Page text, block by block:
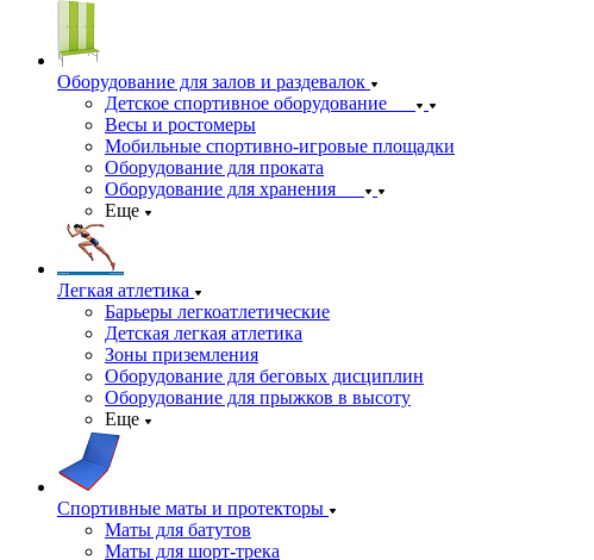
Оборудование для залов и раздевалок
Детское спортивное оборудование
Весы и ростомеры
Мобильные спортивно-игровые площадки
Оборудование для проката
Оборудование для хранения
Еще
Легкая атлетика
Барьеры легкоатлетические
Детская легкая атлетика
Зоны приземления
Оборудование для беговых дисциплин
Оборудование для прыжков в высоту
Еще
Спортивные маты и протекторы
Маты для батутов
Маты для шорт-трека